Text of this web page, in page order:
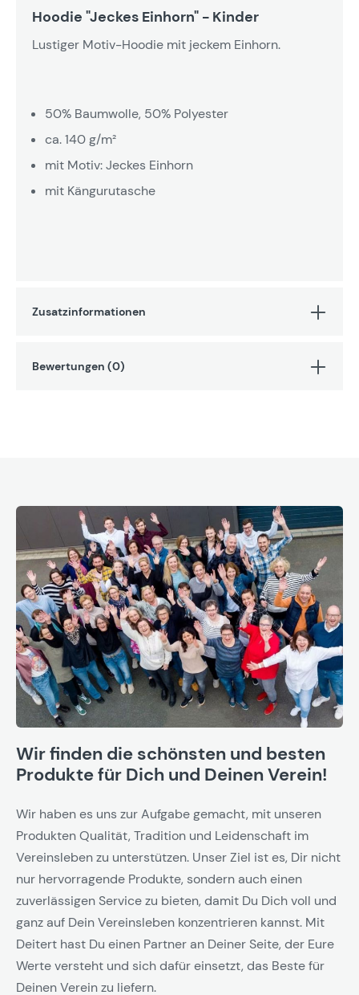
Hoodie "Jeckes Einhorn" - Kinder
Lustiger Motiv-Hoodie mit jeckem Einhorn.
50% Baumwolle, 50% Polyester
ca. 140 g/m²
mit Motiv: Jeckes Einhorn
mit Kängurutasche
Zusatzinformationen
Bewertungen (0)
Wir finden die schönsten und besten
Produkte für Dich und Deinen Verein!
Wir haben es uns zur Aufgabe gemacht, mit unseren
Produkten Qualität, Tradition und Leidenschaft im
Vereinsleben zu unterstützen. Unser Ziel ist es, Dir nicht
nur hervorragende Produkte, sondern auch einen
zuverlässigen Service zu bieten, damit Du Dich voll und
ganz auf Dein Vereinsleben konzentrieren kannst. Mit
Deitert hast Du einen Partner an Deiner Seite, der Eure
Werte versteht und sich dafür einsetzt, das Beste für
Deinen Verein zu liefern.